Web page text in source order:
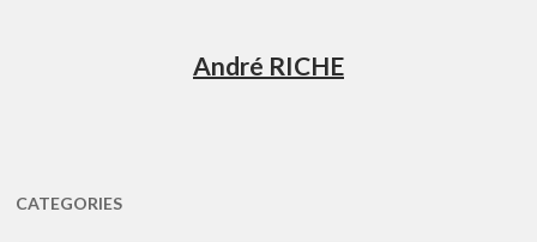
André RICHE
CATEGORIES